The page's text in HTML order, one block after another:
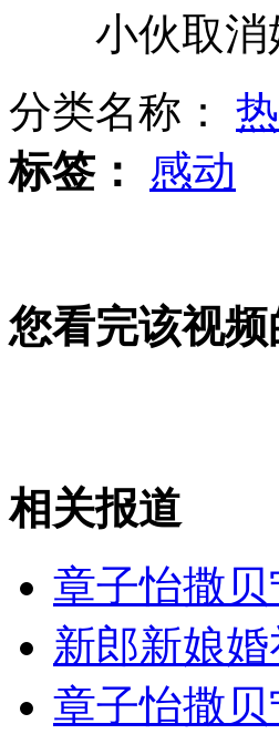
好声音:专业歌手抢占素人舞
反思中国式假期：数量少质量
山西运城恶犬咬伤多人 警民
女孩北京地铁殴打老人 痛下
小伙取消婚
分类名称：
标签：
感动
您看完该视
相关报道
章子怡撒
新郎新娘
章子怡撒